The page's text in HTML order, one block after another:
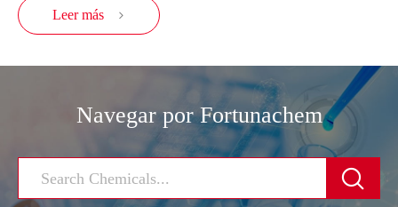
Leer más 
Navegar por Fortunachem
